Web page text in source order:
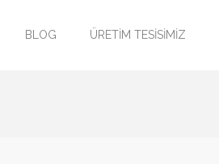
BLOG ÜRETİM TESİSİMİZ